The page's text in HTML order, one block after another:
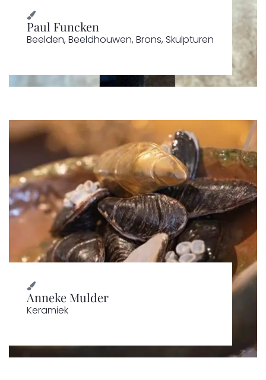
Paul Funcken
Beelden, Beeldhouwen, Brons, Skulpturen
Anneke Mulder
Keramiek